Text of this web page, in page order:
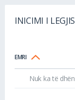
INICIMI I
EMRI
Nuk ka të